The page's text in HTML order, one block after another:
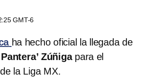
GMT-6
ha hecho oficial la llegada de
Zúñigapara el
la Liga MX.